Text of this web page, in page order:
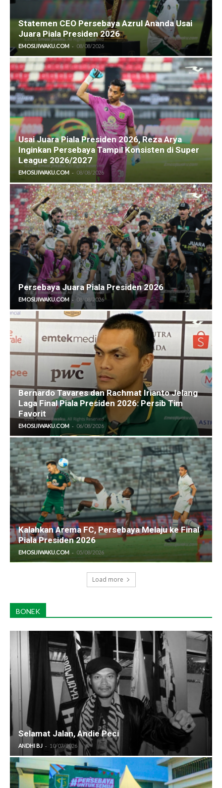
Statemen CEO Persebaya Azrul Ananda Usai
Juara Piala Presiden 2026
EMOSIJIWAKU.COM - 08/08/2026
Usai Juara Piala Presiden 2026, Reza Arya
Inginkan Persebaya Tampil Konsisten di Super
League 2026/2027
EMOSIJIWAKU.COM - 08/08/2026
Persebaya Juara Piala Presiden 2026
EMOSIJIWAKU.COM - 08/08/2026
Bernardo Tavares dan Rachmat Irianto Jelang
Laga Final Piala Presiden 2026: Persib Tim
Favorit
EMOSIJIWAKU.COM - 06/08/2026
Kalahkan Arema FC, Persebaya Melaju ke Final
Piala Presiden 2026
EMOSIJIWAKU.COM - 05/08/2026
Load more
BONEK
Selamat Jalan, Andie Peci
ANDHI BJ - 10/07/2026